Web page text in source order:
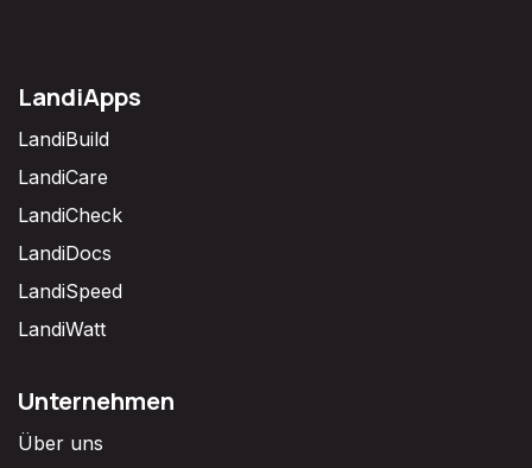
LandiApps
LandiBuild
LandiCare
LandiCheck
LandiDocs
LandiSpeed
LandiWatt
Unternehmen
Über uns